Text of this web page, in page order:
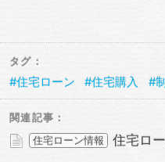
タグ：
住宅ローン 住宅購入
関連記事：
住宅ローン情報
住宅ロ